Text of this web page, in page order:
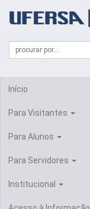
portal
UFERSA
Formulário
Busca
Campo
de
Início
Para Visitantes
Para Alunos
Para Servidores
Institucional